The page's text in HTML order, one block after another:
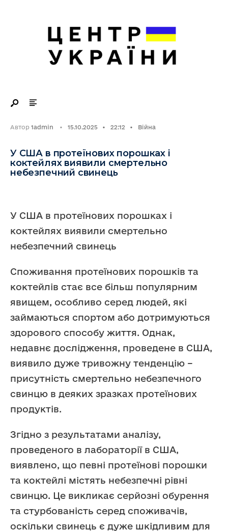
Автор 1admin • 15.10.2025 • 22:12 • Війна
У США в протеїнових порошках і
коктейлях виявили смертельно
небезпечний свинець
У США в протеїнових порошках і
коктейлях виявили смертельно
небезпечний свинець
Споживання протеїнових порошків та
коктейлів стає все більш популярним
явищем, особливо серед людей, які
займаються спортом або дотримуються
здорового способу життя. Однак,
недавнє дослідження, проведене в США,
виявило дуже тривожну тенденцію –
присутність смертельно небезпечного
свинцю в деяких зразках протеїнових
продуктів.
Згідно з результатами аналізу,
проведеного в лабораторії в США,
виявлено, що певні протеїнові порошки
та коктейлі містять небезпечні рівні
свинцю. Це викликає серйозні обурення
та стурбованість серед споживачів,
оскільки свинець є дуже шкідливим для